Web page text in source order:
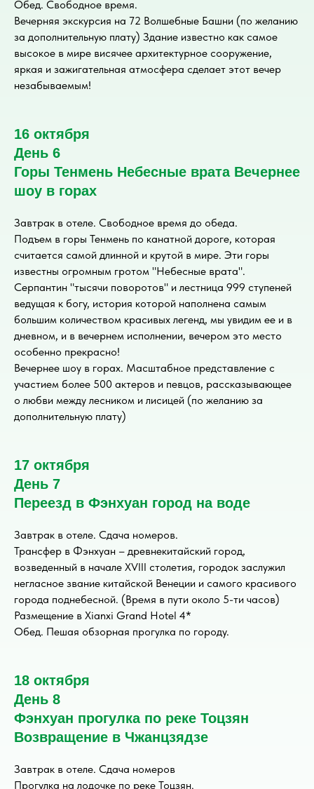
Обед. Свободное время.
Вечерняя экскурсия на 72 Волшебные Башни (по желанию
за дополнительную плату) Здание известно как самое
высокое в мире висячее архитектурное сооружение,
яркая и зажигательная атмосфера сделает этот вечер
незабываемым!
16 октября
День 6
Горы Тенмень Небесные врата Вечернее
шоу в горах
Завтрак в отеле. Свободное время до обеда.
Подъем в горы Тенмень по канатной дороге, которая
считается самой длинной и крутой в мире. Эти горы
известны огромным гротом "Небесные врата".
Серпантин "тысячи поворотов" и лестница 999 ступеней
ведущая к богу, история которой наполнена самым
большим количеством красивых легенд, мы увидим ее и в
дневном, и в вечернем исполнении, вечером это место
особенно прекрасно!
Вечернее шоу в горах. Масштабное представление с
участием более 500 актеров и певцов, рассказывающее
о любви между лесником и лисицей (по желанию за
дополнительную плату)
17 октября
День 7
Переезд в Фэнхуан город на воде
Завтрак в отеле. Сдача номеров.
Трансфер в Фэнхуан – древнекитайский город,
возведенный в начале XVIII столетия, городок заслужил
негласное звание китайской Венеции и самого красивого
города поднебесной. (Время в пути около 5-ти часов)
Размещение в Xianxi Grand Hotel 4*
Обед. Пешая обзорная прогулка по городу.
18 октября
День 8
Фэнхуан прогулка по реке Тоцзян
Возвращение в Чжанцзядзе
Завтрак в отеле. Сдача номеров
Прогулка на лодочке по реке Тоцзян.